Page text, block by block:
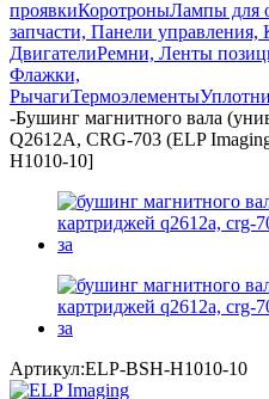
проявкиКоротроныЛампы для
запчасти, Панели управления,
ДвигателиРемни, Ленты
Флажки,
РычагиТермоэлементы
-Бушинг магнитного вала
Q2612A, CRG-703 (ELP
H1010-10]
Артикул:ELP-BSH-H1010-10